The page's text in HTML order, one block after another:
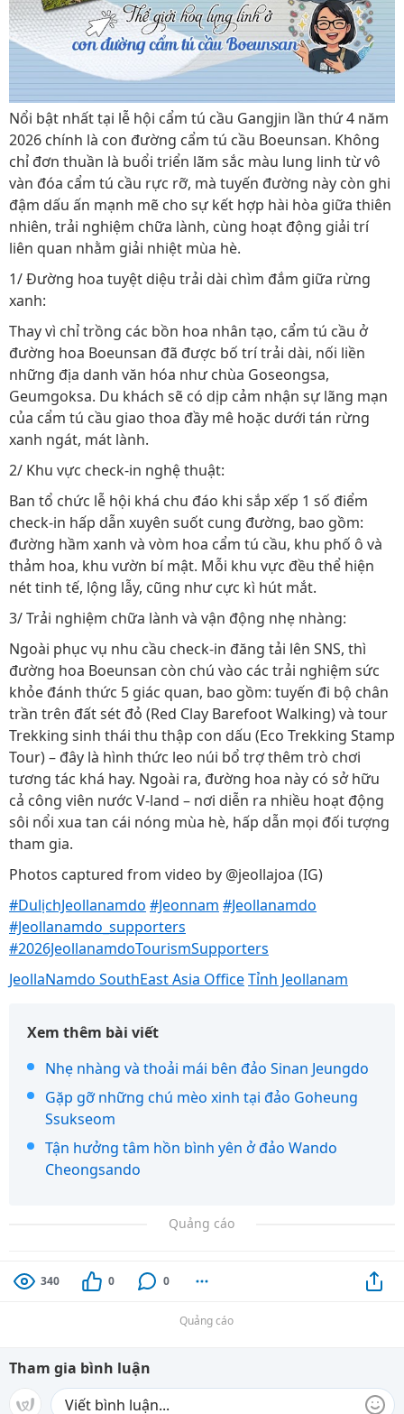
Nổi bật nhất tại lễ hội cẩm tú cầu Gangjin lần thứ 4 năm
2026 chính là con đường cẩm tú cầu Boeunsan. Không
chỉ đơn thuần là buổi triển lãm sắc màu lung linh từ vô
vàn đóa cẩm tú cầu rực rỡ, mà tuyến đường này còn ghi
đậm dấu ấn mạnh mẽ cho sự kết hợp hài hòa giữa thiên
nhiên, trải nghiệm chữa lành, cùng hoạt động giải trí
liên quan nhằm giải nhiệt mùa hè.
1/ Đường hoa tuyệt diệu trải dài chìm đắm giữa rừng
xanh:
Thay vì chỉ trồng các bồn hoa nhân tạo, cẩm tú cầu ở
đường hoa Boeunsan đã được bố trí trải dài, nối liền
những địa danh văn hóa như chùa Goseongsa,
Geumgoksa. Du khách sẽ có dịp cảm nhận sự lãng mạn
của cẩm tú cầu giao thoa đầy mê hoặc dưới tán rừng
xanh ngát, mát lành.
2/ Khu vực check-in nghệ thuật:
Ban tổ chức lễ hội khá chu đáo khi sắp xếp 1 số điểm
check-in hấp dẫn xuyên suốt cung đường, bao gồm:
đường hầm xanh và vòm hoa cẩm tú cầu, khu phố ô và
thảm hoa, khu vườn bí mật. Mỗi khu vực đều thể hiện
nét tinh tế, lộng lẫy, cũng như cực kì hút mắt.
3/ Trải nghiệm chữa lành và vận động nhẹ nhàng:
Ngoài phục vụ nhu cầu check-in đăng tải lên SNS, thì
đường hoa Boeunsan còn chú vào các trải nghiệm sức
khỏe đánh thức 5 giác quan, bao gồm: tuyến đi bộ chân
trần trên đất sét đỏ (Red Clay Barefoot Walking) và tour
Trekking sinh thái thu thập con dấu (Eco Trekking Stamp
Tour) – đây là hình thức leo núi bổ trợ thêm trò chơi
tương tác khá hay. Ngoài ra, đường hoa này có sở hữu
cả công viên nước V-land – nơi diễn ra nhiều hoạt động
sôi nổi xua tan cái nóng mùa hè, hấp dẫn mọi đối tượng
tham gia.
Photos captured from video by @jeollajoa (IG)
#DulịchJeollanamdo #Jeonnam #Jeollanamdo
#Jeollanamdo_supporters
#2026JeollanamdoTourismSupporters
JeollaNamdo SouthEast Asia OfficeTỉnh Jeollanam
Xem thêm bài viết
Nhẹ nhàng và thoải mái bên đảo Sinan Jeungdo
Gặp gỡ những chú mèo xinh tại đảo Goheung
Ssukseom
Tận hưởng tâm hồn bình yên ở đảo Wando
Cheongsando
Quảng cáo
340 0 0
Quảng cáo
Tham gia bình luận